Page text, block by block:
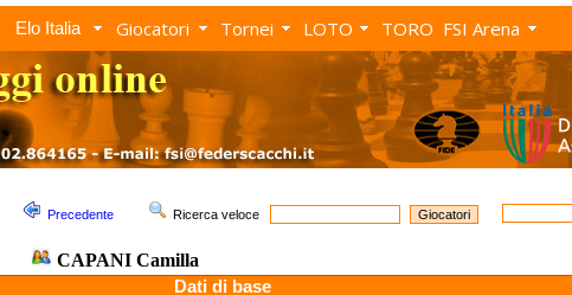
Elo Italia Giocatori Tornei LOTO TORO FSI Arena
Precedente Ricerca veloce
CAPANI Camilla
Dati di base